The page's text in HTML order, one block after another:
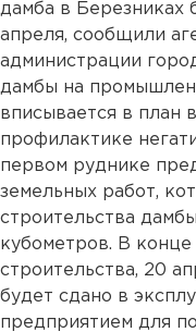
дамба в Березниках
апреля, сообщили
администрации
дамбы на
вписывается в план
профилактике
первом руднике
земельных работ,
строительства
кубометров. В
строительства, 20
будет сдано в
предприятием для